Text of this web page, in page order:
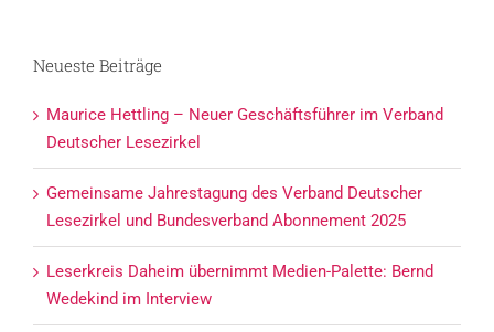
Neueste Beiträge
Maurice Hettling – Neuer Geschäftsführer im Verband
Deutscher Lesezirkel
Gemeinsame Jahrestagung des Verband Deutscher
Lesezirkel und Bundesverband Abonnement 2025
Leserkreis Daheim übernimmt Medien-Palette: Bernd
Wedekind im Interview